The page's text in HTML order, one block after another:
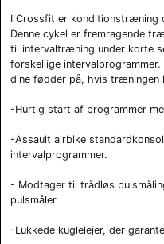
I Crossfit er konditionstræning
Denne cykel er fremragende
til intervaltræning under korte
forskellige
dine fødder på, hvis træningen
-Hurtig start af programmer
-Assault airbike
intervalprogrammer.
- Modtager til trådløs
pulsmåler
-Lukkede kuglelejer, der